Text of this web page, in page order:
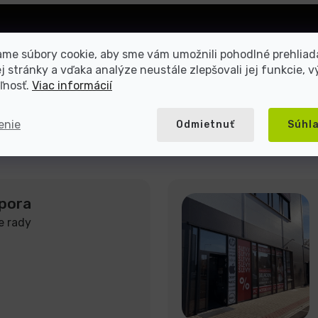
súbory cookie, aby sme vám umožnili pohodlné
stránky a vďaka analýze neustále zlepšovali jej funkcie,
Viac informácií
Odmietnuť
ochrany osobných
Prihlásiť
sa
rady